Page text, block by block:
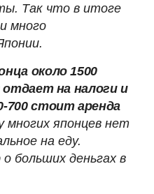
Так что в итоге
много
около 1500
отдает на налоги и
700 стоит аренда
многих японцев нет
на еду.
больших деньгах в